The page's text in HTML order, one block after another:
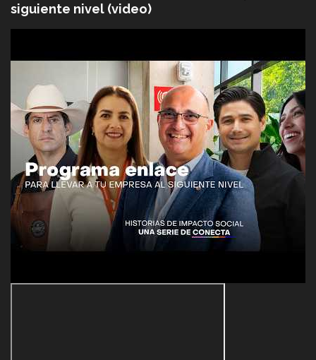
siguiente nivel (video)